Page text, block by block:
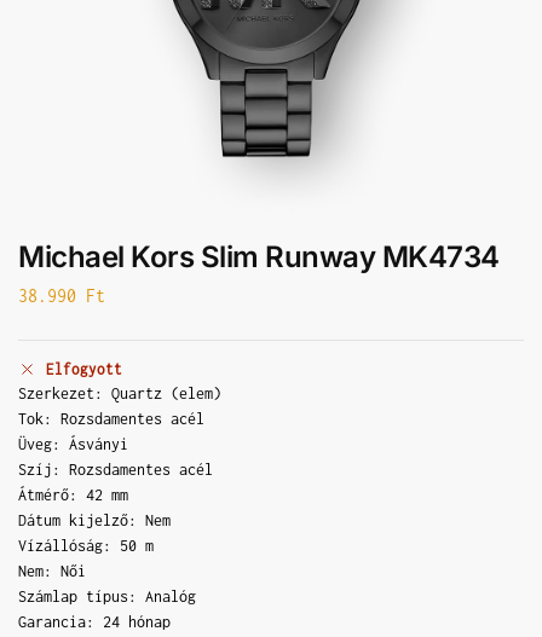
Michael Kors Slim Runway MK4734
38.990 Ft
Elfogyott
Szerkezet: Quartz (elem)
Tok: Rozsdamentes acél
Üveg: Ásványi
Szíj: Rozsdamentes acél
Átmérő: 42 mm
Dátum kijelző: Nem
Vízállóság: 50 m
Nem: Női
Számlap típus: Analóg
Garancia: 24 hónap